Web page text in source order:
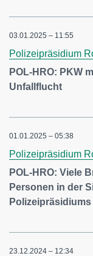
03.01.2025 – 11:55
Polizeipräsidium
POL-HRO: PKW
Unfallflucht
01.01.2025 – 05:38
Polizeipräsidium
POL-HRO: Viele
Personen in der
23.12.2024 – 12:34